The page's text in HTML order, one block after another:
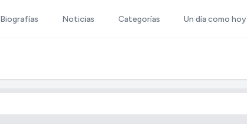
Biografías Noticias Categorías Un día como hoy